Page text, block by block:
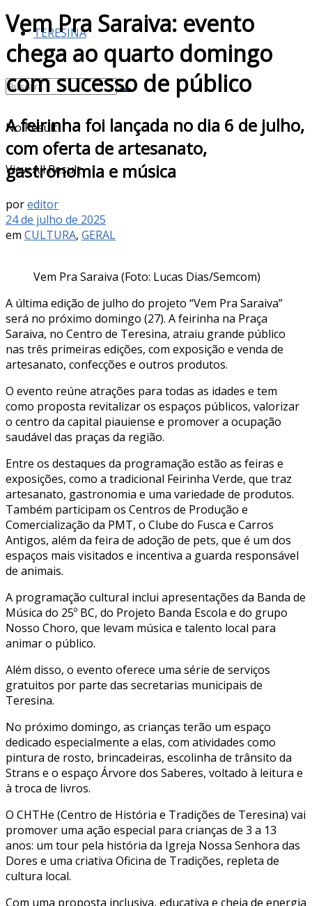
TERESINA
No Result
View All Result
Vem Pra Saraiva: evento
chega ao quarto domingo
com sucesso de público
A feirinha foi lançada no dia 6 de julho,
com oferta de artesanato,
gastronomia e música
poreditor
24 de julho de 2025
em CULTURA, GERAL
Vem Pra Saraiva (Foto: Lucas Dias/Semcom)
A última edição de julho do projeto “Vem Pra Saraiva”
será no próximo domingo (27). A feirinha na Praça
Saraiva, no Centro de Teresina, atraiu grande público
nas três primeiras edições, com exposição e venda de
artesanato, confecções e outros produtos.
O evento reúne atrações para todas as idades e tem
como proposta revitalizar os espaços públicos, valorizar
o centro da capital piauiense e promover a ocupação
saudável das praças da região.
Entre os destaques da programação estão as feiras e
exposições, como a tradicional Feirinha Verde, que traz
artesanato, gastronomia e uma variedade de produtos.
Também participam os Centros de Produção e
Comercialização da PMT, o Clube do Fusca e Carros
Antigos, além da feira de adoção de pets, que é um dos
espaços mais visitados e incentiva a guarda responsável
de animais.
A programação cultural inclui apresentações da Banda de
Música do 25º BC, do Projeto Banda Escola e do grupo
Nosso Choro, que levam música e talento local para
animar o público.
Além disso, o evento oferece uma série de serviços
gratuitos por parte das secretarias municipais de
Teresina.
No próximo domingo, as crianças terão um espaço
dedicado especialmente a elas, com atividades como
pintura de rosto, brincadeiras, escolinha de trânsito da
Strans e o espaço Árvore dos Saberes, voltado à leitura e
à troca de livros.
O CHTHe (Centro de História e Tradições de Teresina) vai
promover uma ação especial para crianças de 3 a 13
anos: um tour pela história da Igreja Nossa Senhora das
Dores e uma criativa Oficina de Tradições, repleta de
cultura local.
Com uma proposta inclusiva, educativa e cheia de energia